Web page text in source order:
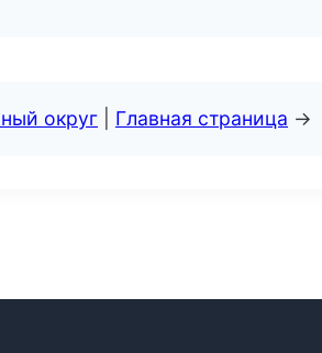
округ Главная страница →